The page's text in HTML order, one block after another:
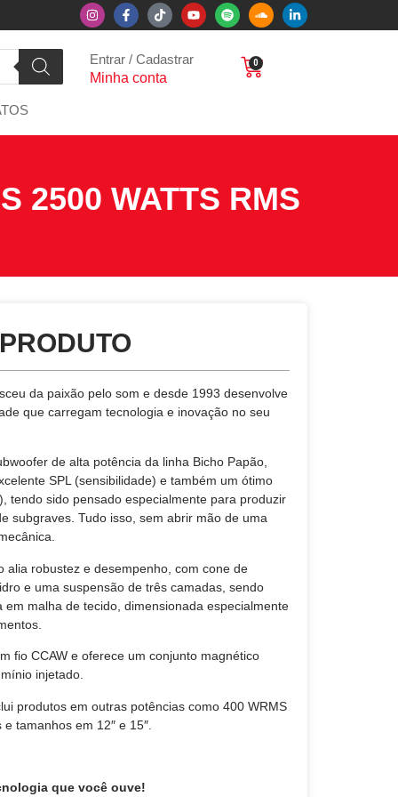
Entrar / Cadastrar
Minha conta
0
2500 WATTS RMS
da paixão pelo som e desde 1993 desenvolve
que carregam tecnologia e inovação no seu
de alta potência da linha Bicho Papão,
SPL (sensibilidade) e também um ótimo
tendo sido pensado especialmente para produzir
subgraves. Tudo isso, sem abrir mão de uma
alia robustez e desempenho, com cone de
e uma suspensão de três camadas, sendo
em malha de tecido, dimensionada especialmente
fio CCAW e oferece um conjunto magnético
injetado.
produtos em outras potências como 400 WRMS
tamanhos em 12″ e 15″.
que você ouve!